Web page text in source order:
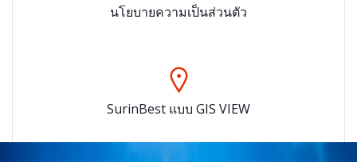
นโยบายความเป็นส่วนตัว
SurinBest แบบ GIS VIEW